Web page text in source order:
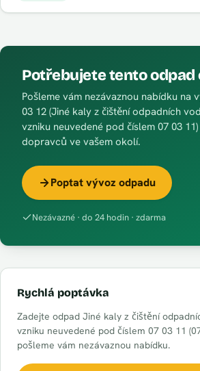
Potřebujete tento odpad
Pošleme vám nezávaznou nabídku na
03 12 (Jiné kaly z čištění odpadních
vzniku neuvedené pod číslem 07 03
dopravců ve vašem okolí.
Poptat vývoz odpadu
Nezávazné · do 24 hodin · zdarma
Rychlá poptávka
Zadejte odpad Jiné kaly z čištění
vzniku neuvedené pod číslem 07 03 11
pošleme vám nezávaznou nabídku.